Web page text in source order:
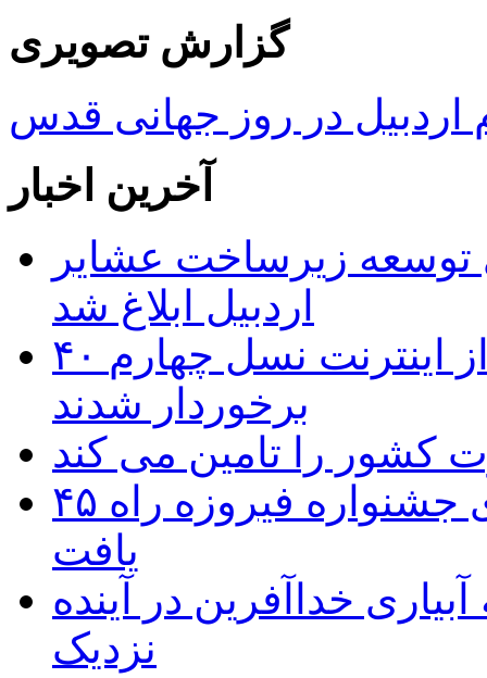
گزارش تصویری
در روز جهانی قدس
آخرین اخبار
برای توسعه زیرساخت عشایر
اردبیل ابلاغ شد
۴۰ روستای شهرستان گِرمی از اینترنت نسل چهارم
برخوردار شدند
۴۵ اثر هنرمندان اردبیلی به غربالگری جشنواره فیروزه راه
یافت
خداآفرین در آینده
نزدیک